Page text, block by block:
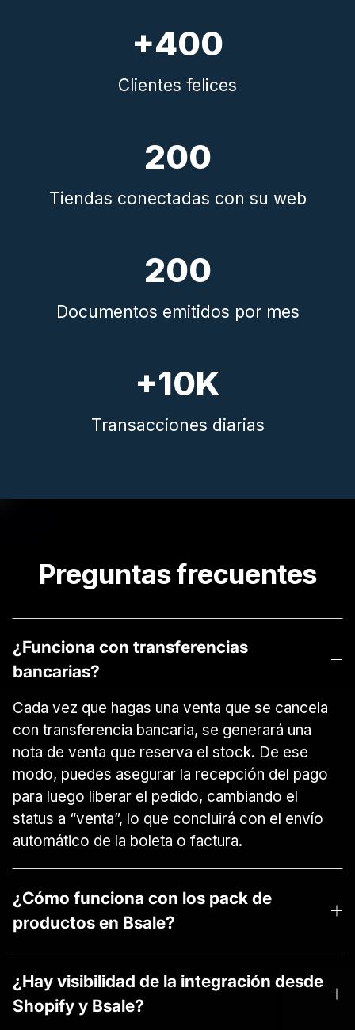
+400
Clientes felices
200
Tiendas conectadas con su web
200
Documentos emitidos por mes
+10K
Transacciones diarias
Preguntas frecuentes
¿Funciona con transferencias
bancarias?
Cada vez que hagas una venta que se cancela
con transferencia bancaria, se generará una
nota de venta que reserva el stock. De ese
modo, puedes asegurar la recepción del pago
para luego liberar el pedido, cambiando el
status a “venta”, lo que concluirá con el envío
automático de la boleta o factura.
¿Cómo funciona con los pack de
productos en Bsale?
inventario más bajo de uno de los productos
que lo componen como el stock del código.
¿Hay visibilidad de la integración desde
Shopify y Bsale?